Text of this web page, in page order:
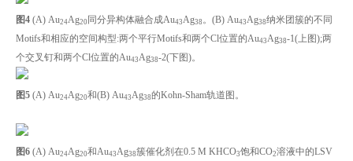
图4 (A) Au24Ag20 同分异构体融合成Au43Ag38 。(B) Au43Ag38纳米团簇的不同
Motifs和相应的空间构型:两个平行Motifs和两个Cl位置的Au43Ag38-1(上图);两
个交叉钉和两个Cl位置的Au43Ag38-2(下图)。
图5 (A) Au24Ag20和(B) Au43Ag38的Kohn-Sham轨道图。
图6 (A) Au24Ag20和Au43Ag38簇催化剂在0.5 M KHCO3饱和CO2溶液中的LSV